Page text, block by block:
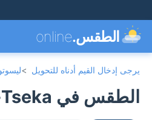
الطقس.online
يرجى إدخال القيم أدناه للتحويل >
الطقس في Thaba-Tseka, ليسوتو 🇱🇸